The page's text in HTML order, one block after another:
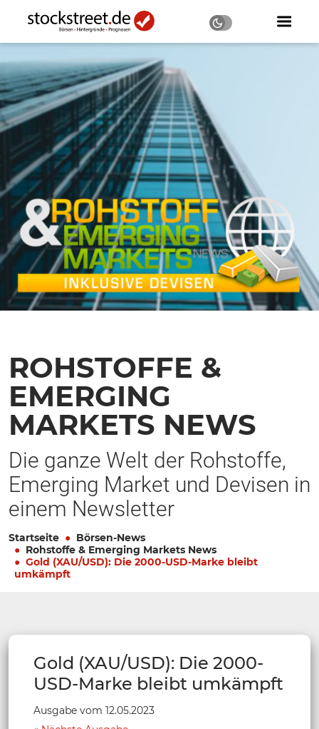
ROHSTOFFE &
EMERGING
MARKETS NEWS
Die ganze Welt der Rohstoffe,
Emerging Market und Devisen in
einem Newsletter
Startseite
Börsen-News
Rohstoffe & Emerging Markets News
Gold (XAU/USD): Die 2000-USD-Marke bleibt
umkämpft
Gold (XAU/USD): Die 2000-
USD-Marke bleibt umkämpft
Ausgabe vom 12.05.2023